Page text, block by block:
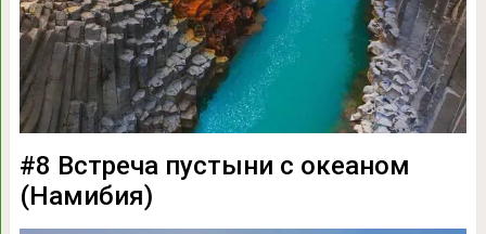
#8 Встреча пустыни с океаном
(Намибия)